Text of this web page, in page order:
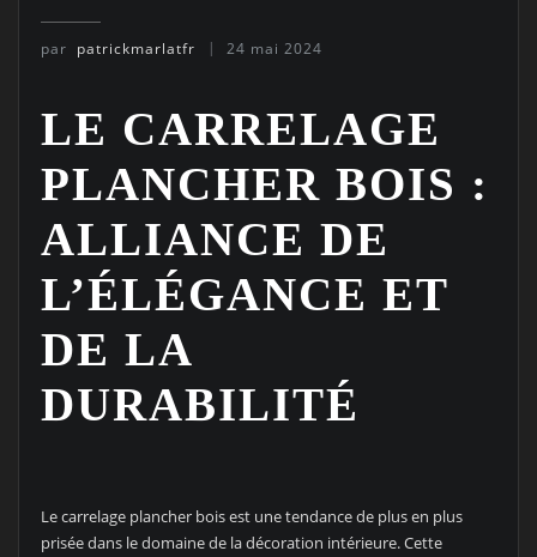
par patrickmarlatfr 24 mai 2024
LE CARRELAGE
PLANCHER BOIS :
ALLIANCE DE
L’ÉLÉGANCE ET
DE LA
DURABILITÉ
Le carrelage plancher bois est une tendance de plus en plus
prisée dans le domaine de la décoration intérieure. Cette